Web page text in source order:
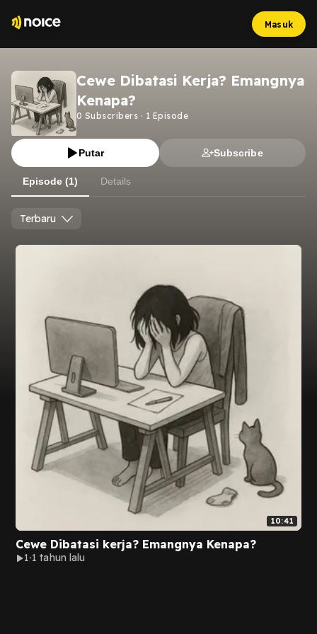
Masuk
Cewe Dibatasi Kerja? Emangnya
Kenapa?
0 Subscribers · 1 Episode
Putar Subscribe
Episode (1) Details
Terbaru
10:41
Cewe Dibatasi kerja? Emangnya Kenapa?
1 1 tahun lalu